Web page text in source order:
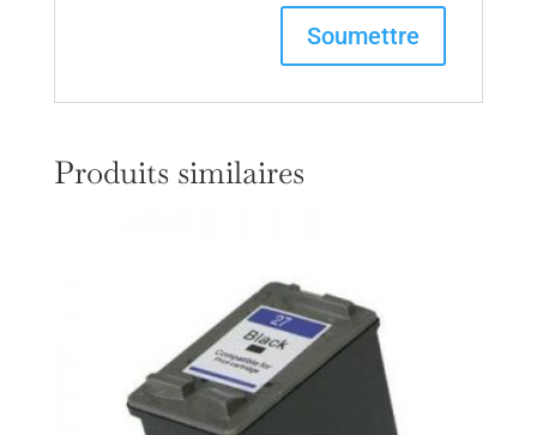
Produits similaires